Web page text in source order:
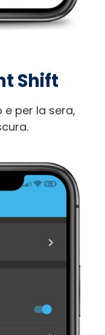
Shift
e per la sera,